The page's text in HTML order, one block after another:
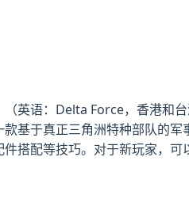
（英语：Delta Force，香港
基于真正三角洲特种部队的
搭配等技巧。对于新玩家，